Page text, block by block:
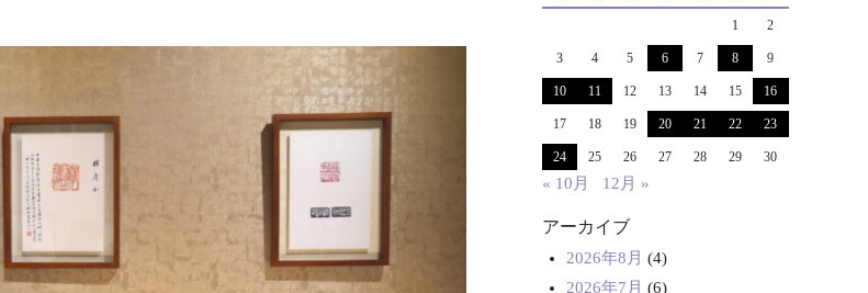
1 2
3 4 5 6 7 8 9
10 11 12 13 14 15 16
17 18 19 20 21 22 23
24 25 26 27 28 29 30
« 10月 12月 »
アーカイブ
2026年8月 (4)
2026年7月 (6)
デジタルアーカイブ
オンラインショップ
お問い合わせ